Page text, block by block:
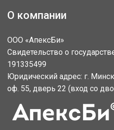
О компании
ООО «АпексБи»
Свидетельство о
191335499
Юридический адрес: г.
оф. 55, дверь 22 (вход со